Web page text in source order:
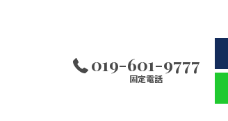
019-601-9777
固定電話